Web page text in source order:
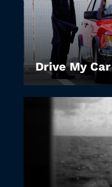
Drive My Car
LEIHEN